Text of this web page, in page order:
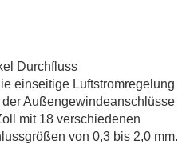
Durchfluss
einseitige Luftstromregelung
Außengewindeanschlüsse
mit 18 verschiedenen
von 0,3 bis 2,0 mm.